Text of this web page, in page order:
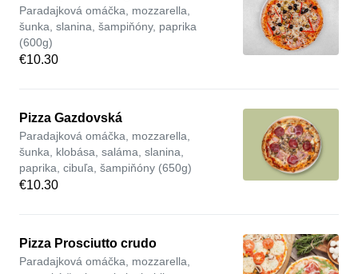
Paradajková omáčka, mozzarella,
šunka, slanina, šampiňóny, paprika
(600g)
€10.30
Pizza Gazdovská
Paradajková omáčka, mozzarella,
šunka, klobása, saláma, slanina,
paprika, cibuľa, šampiňóny (650g)
€10.30
Pizza Prosciutto crudo
Paradajková omáčka, mozzarella,